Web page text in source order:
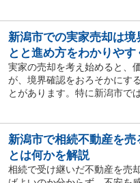
新潟市での実家売却は
とと進め方をわかりやす
実家の売却を考え始めると、
が、境界確認をおろそかにす
とがあります。特に新潟市で
新潟市で相続不動産を
とは何かを解説
相続で受け継いだ不動産を売